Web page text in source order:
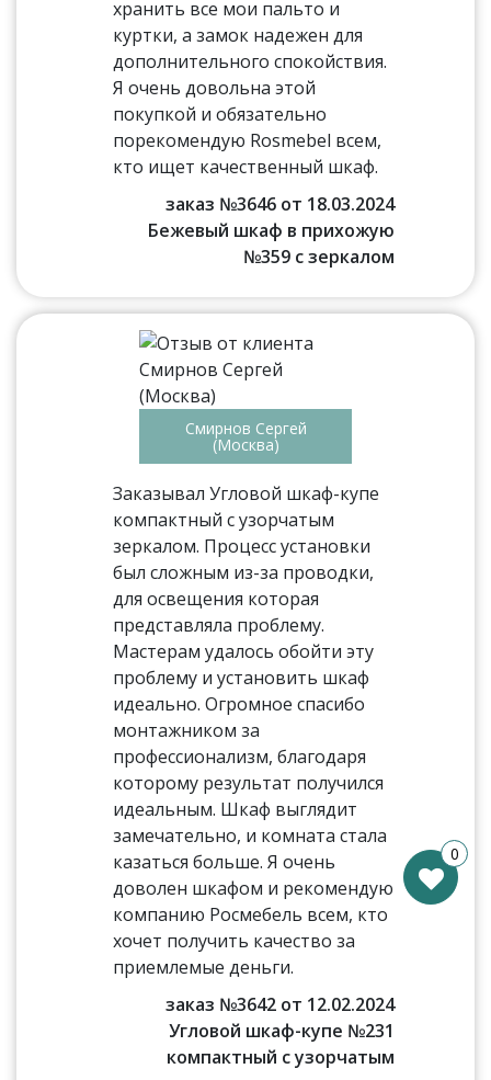
хранить все мои пальто и
куртки, а замок надежен для
дополнительного спокойствия.
Я очень довольна этой
покупкой и обязательно
порекомендую Rosmebel всем,
кто ищет качественный шкаф.
заказ №3646 от 18.03.2024
Бежевый шкаф в прихожую
№359 с зеркалом
Смирнов Сергей
(Москва)
Заказывал Угловой шкаф-купе
компактный с узорчатым
зеркалом. Процесс установки
был сложным из-за проводки,
для освещения которая
представляла проблему.
Мастерам удалось обойти эту
проблему и установить шкаф
идеально. Огромное спасибо
монтажником за
профессионализм, благодаря
которому результат получился
идеальным. Шкаф выглядит
замечательно, и комната стала
казаться больше. Я очень
доволен шкафом и рекомендую
компанию Росмебель всем, кто
хочет получить качество за
приемлемые деньги.
заказ №3642 от 12.02.2024
Угловой шкаф-купе №231
компактный с узорчатым
0